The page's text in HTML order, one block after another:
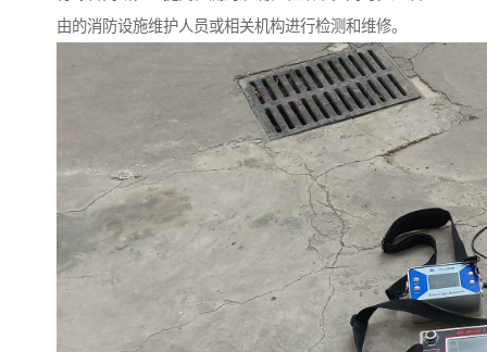
由的消防设施维护人员或相关机构进行检测和维修。